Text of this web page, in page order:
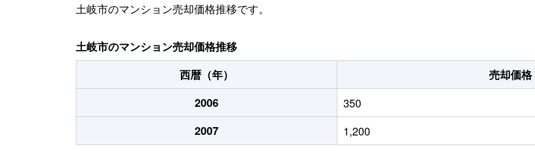
土岐市のマンション売却価格推移です。
土岐市のマンション売却価格推移
西暦（年）
売却価
2006
350
2007
1,200